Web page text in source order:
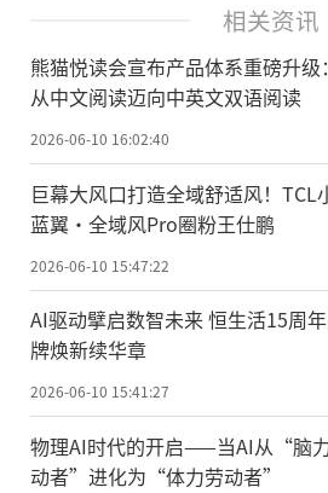
相关资讯
熊猫悦读会宣布产品体系重磅升级：
从中文阅读迈向中英文双语阅读
2026-06-10 16:02:40
巨幕大风口打造全域舒适风！TCL
蓝翼·全域风Pro圈粉王仕鹏
2026-06-10 15:47:22
AI驱动擘启数智未来 恒生活15周
牌焕新续华章
2026-06-10 15:41:27
物理AI时代的开启——当AI从“脑
动者”进化为“体力劳动者”